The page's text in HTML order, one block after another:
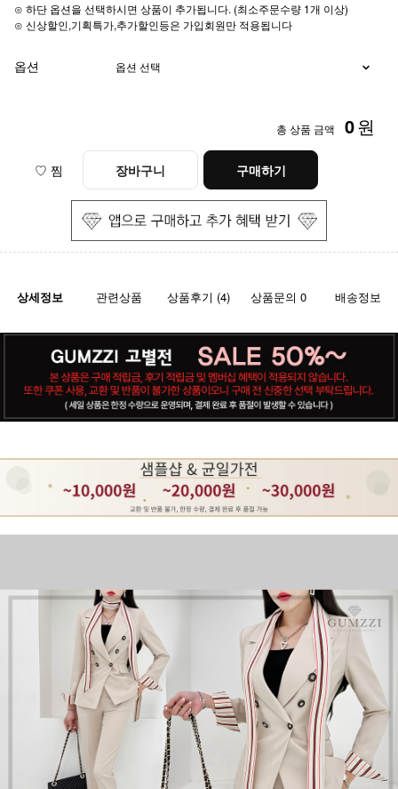
⊙ 하단 옵션을 선택하시면 상품이 추가됩니다. (최소주문수량 1개 이상)
⊙ 신상할인,기획특가,추가할인등은 가입회원만 적용됩니다
옵션
총 상품 금액 0원
♡ 찜 장바구니 구매하기
상세정보 관련상품 상품후기 (4) 상품문의 0 배송정보